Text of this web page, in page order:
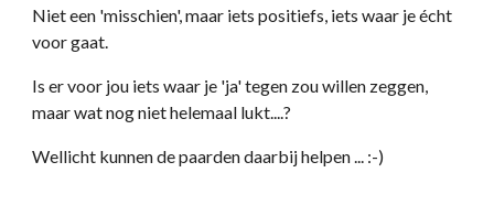
Niet een 'misschien', maar iets positiefs, iets waar je écht
voor gaat.
Is er voor jou iets waar je 'ja' tegen zou willen zeggen,
maar wat nog niet helemaal lukt....?
Wellicht kunnen de paarden daarbij helpen ... :-)